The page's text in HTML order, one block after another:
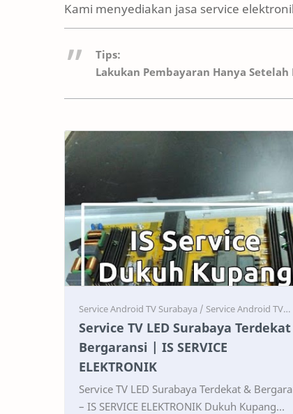
Kami menyediakan jasa service
Tips:
Lakukan Pembayaran Hanya Setelah
Service Service
Service TV LED Surabaya
Bergaransi | IS SERVICE
ELEKTRONIK
Service TV LED Surabaya Terdekat &
– IS SERVICE ELEKTRONIK Dukuh Kupang